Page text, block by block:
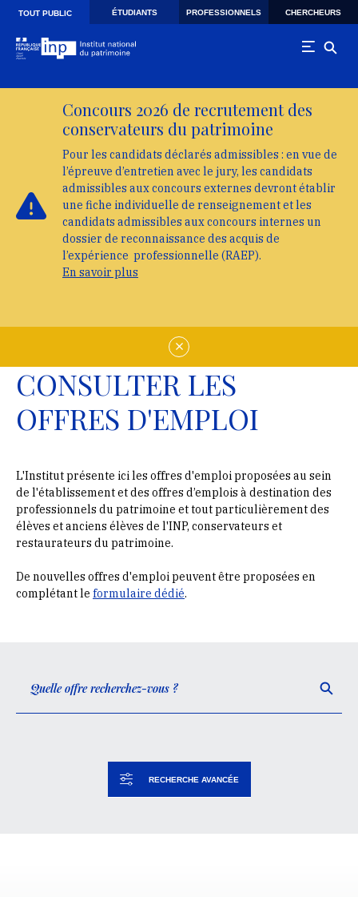
Skip to main navigation
Aller au contenu principal
TOUT PUBLIC ÉTUDIANTS PROFESSIONNELS CHERCHEURS
Concours 2026 de recrutement des
conservateurs du patrimoine
Pour les candidats déclarés admissibles : en vue de
l’épreuve d’entretien avec le jury, les candidats
admissibles aux concours externes devront établir
une fiche individuelle de renseignement et les
candidats admissibles aux concours internes un
dossier de reconnaissance des acquis de
l’expérience professionnelle (RAEP).
En savoir plus
CONSULTER LES
OFFRES D'EMPLOI
L'Institut présente ici les offres d'emploi proposées au sein
de l'établissement et des offres d’emplois à destination des
professionnels du patrimoine et tout particulièrement des
élèves et anciens élèves de l'INP, conservateurs et
restaurateurs du patrimoine.
De nouvelles offres d'emploi peuvent être proposées en
complétant le formulaire dédié.
RECHERCHE AVANCÉE